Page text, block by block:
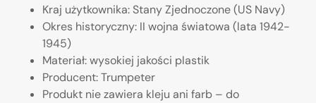
Kraj użytkownika: Stany Zjednoczone (US Navy)
Okres historyczny: II wojna światowa (lata 1942-
1945)
Materiał: wysokiej jakości plastik
Producent: Trumpeter
Produkt nie zawiera kleju ani farb – do